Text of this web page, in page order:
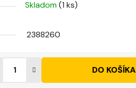
Skladom(1 ks)
2388260
DO KOŠÍKA